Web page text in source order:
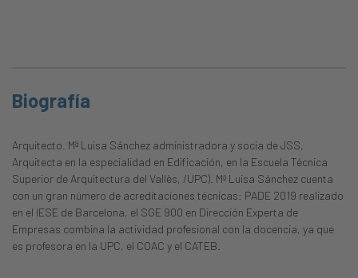
Biografía
Arquitecto. Mª Luisa Sánchez administradora y socia de JSS,
Arquitecta en la especialidad en Edificación, en la Escuela Técnica
Superior de Arquitectura del Vallès, /UPC). Mª Luisa Sánchez cuenta
con un gran número de acreditaciones técnicas: PADE 2019 realizado
en el IESE de Barcelona, el SGE 900 en Dirección Experta de
Empresas combina la actividad profesional con la docencia, ya que
es profesora en la UPC, el COAC y el CATEB.